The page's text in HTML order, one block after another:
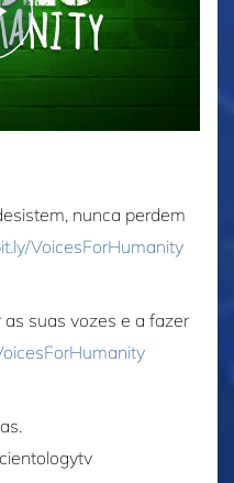
nunca perdem
VoicesForHumanity
suas vozes e a fazer